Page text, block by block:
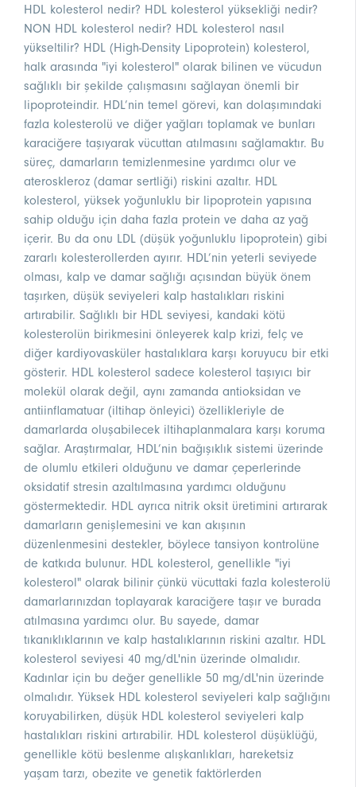
HDL kolesterol nedir? HDL kolesterol yüksekliği nedir?
NON HDL kolesterol nedir? HDL kolesterol nasıl
yükseltilir? HDL (High-Density Lipoprotein) kolesterol,
halk arasında "iyi kolesterol" olarak bilinen ve vücudun
sağlıklı bir şekilde çalışmasını sağlayan önemli bir
lipoproteindir. HDL’nin temel görevi, kan dolaşımındaki
fazla kolesterolü ve diğer yağları toplamak ve bunları
karaciğere taşıyarak vücuttan atılmasını sağlamaktır. Bu
süreç, damarların temizlenmesine yardımcı olur ve
ateroskleroz (damar sertliği) riskini azaltır. HDL
kolesterol, yüksek yoğunluklu bir lipoprotein yapısına
sahip olduğu için daha fazla protein ve daha az yağ
içerir. Bu da onu LDL (düşük yoğunluklu lipoprotein) gibi
zararlı kolesterollerden ayırır. HDL’nin yeterli seviyede
olması, kalp ve damar sağlığı açısından büyük önem
taşırken, düşük seviyeleri kalp hastalıkları riskini
artırabilir. Sağlıklı bir HDL seviyesi, kandaki kötü
kolesterolün birikmesini önleyerek kalp krizi, felç ve
diğer kardiyovasküler hastalıklara karşı koruyucu bir etki
gösterir. HDL kolesterol sadece kolesterol taşıyıcı bir
molekül olarak değil, aynı zamanda antioksidan ve
antiinflamatuar (iltihap önleyici) özellikleriyle de
damarlarda oluşabilecek iltihaplanmalara karşı koruma
sağlar. Araştırmalar, HDL’nin bağışıklık sistemi üzerinde
de olumlu etkileri olduğunu ve damar çeperlerinde
oksidatif stresin azaltılmasına yardımcı olduğunu
göstermektedir. HDL ayrıca nitrik oksit üretimini artırarak
damarların genişlemesini ve kan akışının
düzenlenmesini destekler, böylece tansiyon kontrolüne
de katkıda bulunur. HDL kolesterol, genellikle "iyi
kolesterol" olarak bilinir çünkü vücuttaki fazla kolesterolü
damarlarınızdan toplayarak karaciğere taşır ve burada
atılmasına yardımcı olur. Bu sayede, damar
tıkanıklıklarının ve kalp hastalıklarının riskini azaltır. HDL
kolesterol seviyesi 40 mg/dL'nin üzerinde olmalıdır.
Kadınlar için bu değer genellikle 50 mg/dL'nin üzerinde
olmalıdır. Yüksek HDL kolesterol seviyeleri kalp sağlığını
koruyabilirken, düşük HDL kolesterol seviyeleri kalp
hastalıkları riskini artırabilir. HDL kolesterol düşüklüğü,
genellikle kötü beslenme alışkanlıkları, hareketsiz
yaşam tarzı, obezite ve genetik faktörlerden